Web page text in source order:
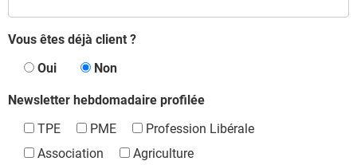
Vous êtes déjà client ?
Oui
Non
Newsletter hebdomadaire profilée
TPE
PME
Profession Libérale
Association
Agriculture